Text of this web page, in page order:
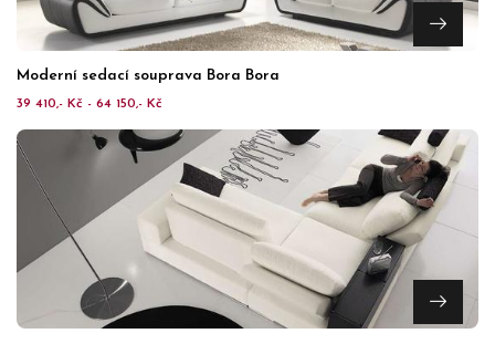
Moderní sedací souprava Bora Bora
39 410,- Kč - 64 150,- Kč